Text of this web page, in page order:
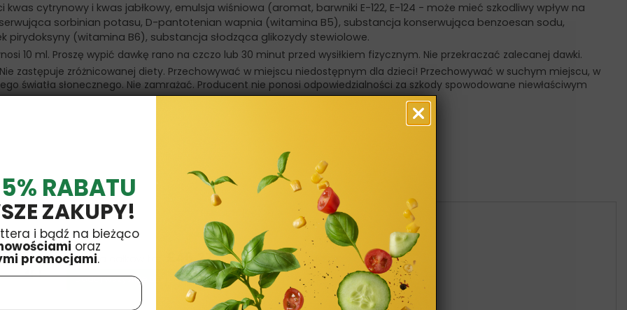
cytrynowy i kwas jabłkowy, emulsja wiśniowa (aromat, barwniki E-122, E-124 - może mieć szkodliwy wpływ na
sorbinian potasu, D-pantotenian wapnia (witamina B5), substancja konserwująca benzoesan sodu,
pirydoksyny (witamina B6), substancja słodząca glikozydy stewiolowe.
10 ml. Proszę wypić dawkę rano na czczo lub 30 minut przed wysiłkiem fizycznym. Nie przekraczać zalecanej dawki.
zastępuje zróżnicowanej diety. Przechowywać w miejscu niedostępnym dla dzieci! Przechowywać w suchym miejscu, w
światła słonecznego. Nie zamrażać. Producent nie ponosi odpowiedzialności za szkody spowodowane niewłaściwym
-10 %
Cena całkowita:
£46,77
Dodaj wszystkie trzy do Koszyka
RABATU
ZAKUPY!
i bądź na bieżąco
oraz
promocjami.